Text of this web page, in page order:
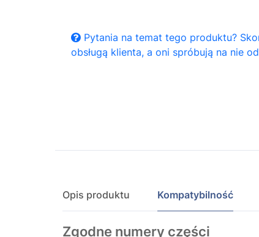
Pytania na temat tego produktu?
obsługą klienta, a oni spróbują na nie
Opis produktu Kompatybilność
Zgodne numery części